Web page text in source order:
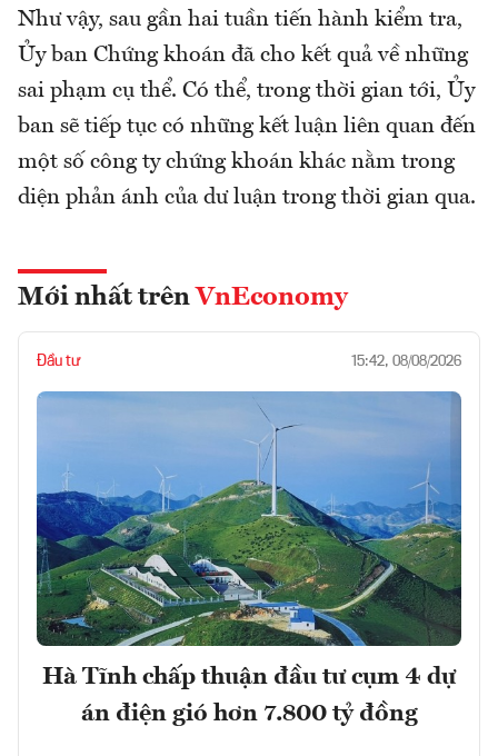
Như vậy, sau gần hai tuần tiến hành kiểm tra,
Ủy ban Chứng khoán đã cho kết quả về những
sai phạm cụ thể. Có thể, trong thời gian tới, Ủy
ban sẽ tiếp tục có những kết luận liên quan đến
một số công ty chứng khoán khác nằm trong
diện phản ánh của dư luận trong thời gian qua.
Mới nhất trên VnEconomy
Đầu tư 15:42, 08/08/2026
Hà Tĩnh chấp thuận đầu tư cụm 4 dự
án điện gió hơn 7.800 tỷ đồng